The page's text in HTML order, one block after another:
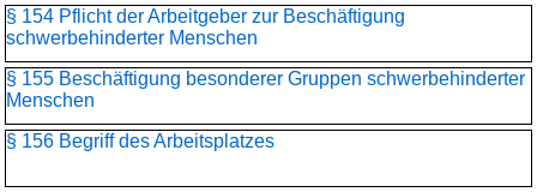
§ 154 Pflicht der Arbeitgeber zur Beschäftigung
schwerbehinderter Menschen
§ 155 Beschäftigung besonderer Gruppen schwerbehinderter
Menschen
§ 156 Begriff des Arbeitsplatzes